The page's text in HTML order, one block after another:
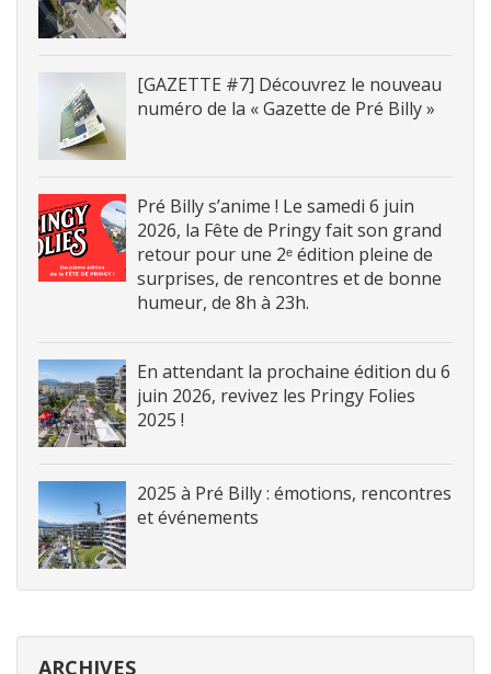
[GAZETTE #7] Découvrez le nouveau
numéro de la « Gazette de Pré Billy »
Pré Billy s’anime ! Le samedi 6 juin
2026, la Fête de Pringy fait son grand
retour pour une 2ᵉ édition pleine de
surprises, de rencontres et de bonne
humeur, de 8h à 23h.
En attendant la prochaine édition du 6
juin 2026, revivez les Pringy Folies
2025 !
2025 à Pré Billy : émotions, rencontres
et événements
ARCHIVES